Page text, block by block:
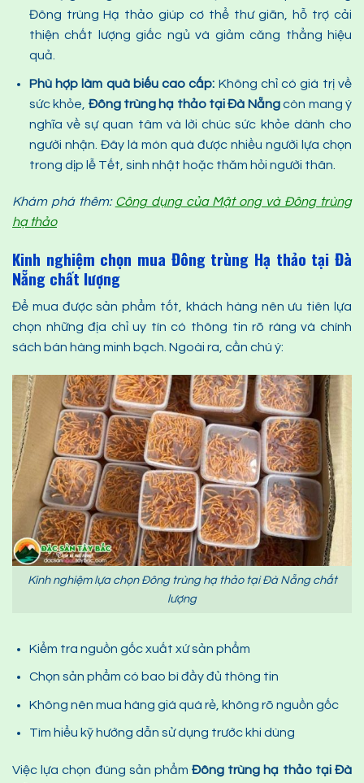
Đông trùng Hạ thảo giúp cơ thể thư giãn, hỗ trợ cải
thiện chất lượng giấc ngủ và giảm căng thẳng hiệu
quả.
Phù hợp làm quà biếu cao cấp: Không chỉ có giá trị về
sức khỏe, Đông trùng hạ thảotại Đà Nẵngcòn mang ý
nghĩa về sự quan tâm và lời chúc sức khỏe dành cho
người nhận. Đây là món quà được nhiều người lựa chọn
trong dịp lễ Tết, sinh nhật hoặc thăm hỏi người thân.
Khám phá thêm: Công dụng của Mật ong và Đông trùng
hạ thảo
Kinh nghiệm chọn mua Đông trùng Hạ thảo tại Đà
Nẵng chất lượng
Để mua được sản phẩm tốt, khách hàng nên ưu tiên lựa
chọn những địa chỉ uy tín có thông tin rõ ràng và chính
sách bán hàng minh bạch. Ngoài ra, cần chú ý:
Kinh nghiệm lựa chọn Đông trùng hạ thảo tại Đà Nẵng chất
lượng
Kiểm tra nguồn gốc xuất xứ sản phẩm
Chọn sản phẩm có bao bì đầy đủ thông tin
Không nên mua hàng giá quá rẻ, không rõ nguồn gốc
Tìm hiểu kỹ hướng dẫn sử dụng trước khi dùng
Việc lựa chọn đúng sản phẩmĐông trùng hạ thảotại Đà